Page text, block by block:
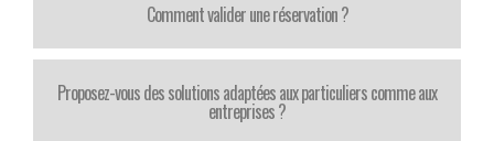
Comment valider une réservation ?
Proposez-vous des solutions adaptées aux particuliers comme aux
entreprises ?